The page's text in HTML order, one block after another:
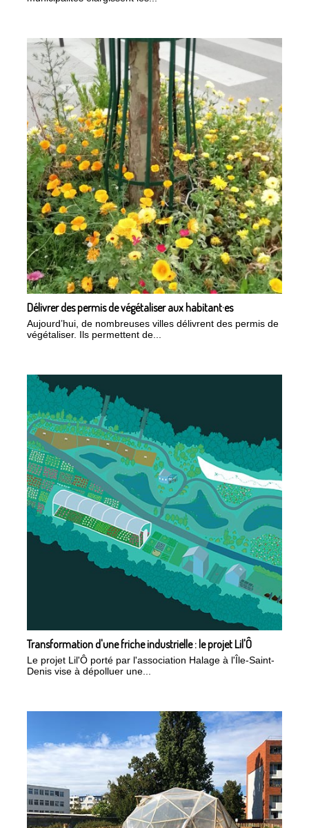
Délivrer des permis de végétaliser aux habitant·es
Aujourd’hui, de nombreuses villes délivrent des permis de
végétaliser. Ils permettent de...
Transformation d'une friche industrielle : le projet Lil'Ô
Le projet Lil'Ô porté par l'association Halage à l'Île-Saint-
Denis vise à dépolluer une...